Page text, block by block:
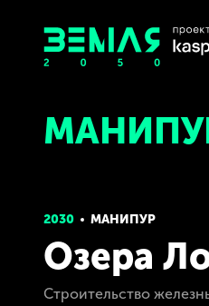
2030 МАНИПУР
Озера
Строительство